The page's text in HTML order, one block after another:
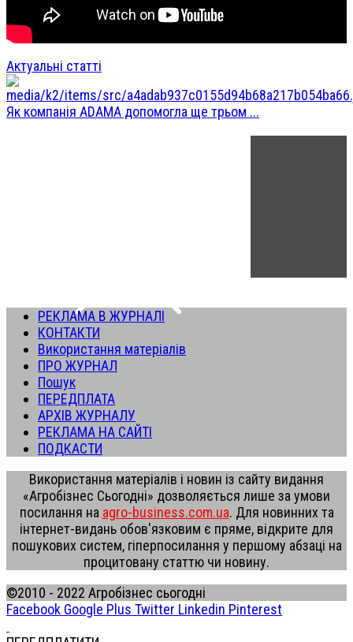
Актуальні статті
Як компанія ADAMA допомогла ще трьом ...
РЕКЛАМА В ЖУРНАЛІ
КОНТАКТИ
Використання матеріалів
ПРО ЖУРНАЛ
Пошук
ПЕРЕДПЛАТА
АРХІВ ЖУРНАЛУ
РЕКЛАМА НА САЙТІ
ПОДКАСТИ
Використання матеріалів і новин із сайту видання
«Агробізнес Сьогодні» дозволяється лише за умови
посилання на agro-business.com.ua. Для новинних та
інтернет-видань обов'язковим є пряме, відкрите для
пошукових систем, гіперпосилання у першому абзаці на
процитовану статтю чи новину.
©2010 - 2022 Агробізнес сьогодні
Facebook Google Plus Twitter Linkedin Pinterest